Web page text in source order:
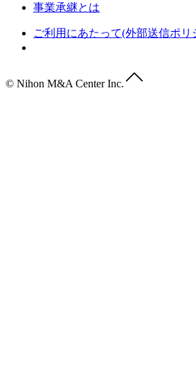
事業承継とは
ご利用にあたって(外部送信ポリ
© Nihon M&A Center Inc.